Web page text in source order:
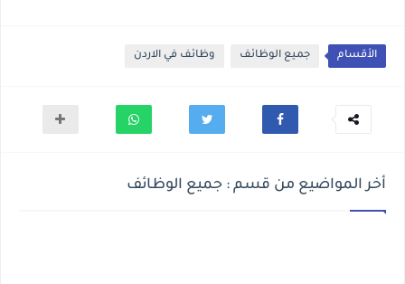
الأقسام جميع الوظائف وظائف في الاردن
أخر المواضيع من قسم : جميع الوظائف